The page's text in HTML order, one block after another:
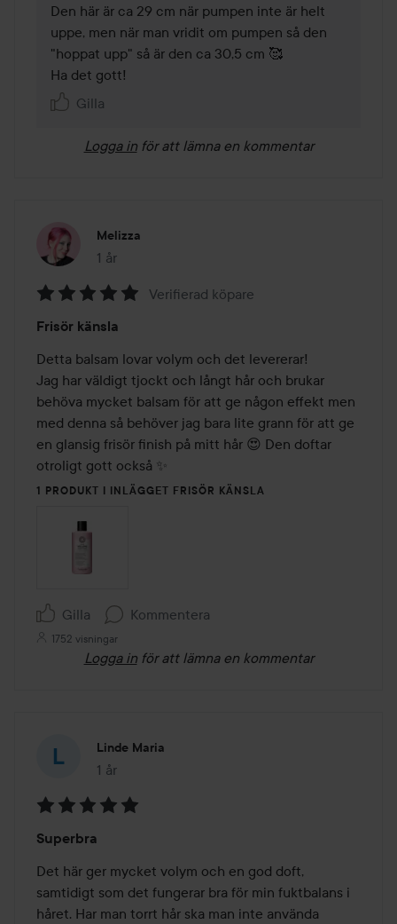
Den här är ca 29 cm när pumpen inte är helt
uppe, men när man vridit om pumpen så den
"hoppat upp" så är den ca 30,5 cm 🥰
Ha det gott!
Gilla
Logga in för att lämna en kommentar
Melizza
1 år
Inlägget skapades 1 år
5
av
5
Verifierad köpare
Frisör känsla
Detta balsam lovar volym och det levererar!
Jag har väldigt tjockt och långt hår och brukar
behöva mycket balsam för att ge någon effekt men
med denna så behöver jag bara lite grann för att ge
en glansig frisör finish på mitt hår 😍 Den doftar
otroligt gott också ✨
1 PRODUKT I INLÄGGET FRISÖR KÄNSLA
Gilla Kommentera
1752 visningar
Logga in för att lämna en kommentar
Linde Maria
1 år
Inlägget skapades 1 år
5
av
5
Superbra
Det här ger mycket volym och en god doft,
samtidigt som det fungerar bra för min fuktbalans i
håret. Har man torrt hår ska man inte använda